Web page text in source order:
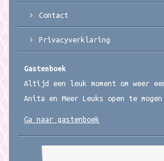
Contact
Privacyverklaring
Gastenboek
Altijd een leuk moment om weer
Anita en Meer Leuks open te mogen
Ga naar gastenboek